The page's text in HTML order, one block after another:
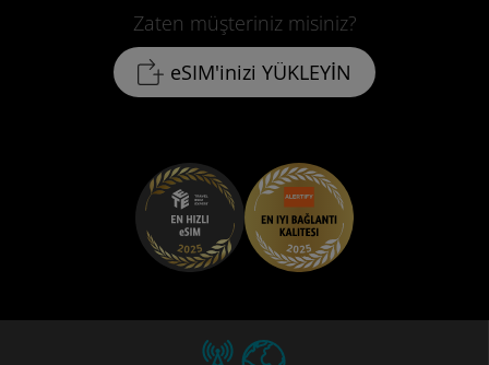
Zaten müşteriniz misiniz?
eSIM'inizi YÜKLEYİN